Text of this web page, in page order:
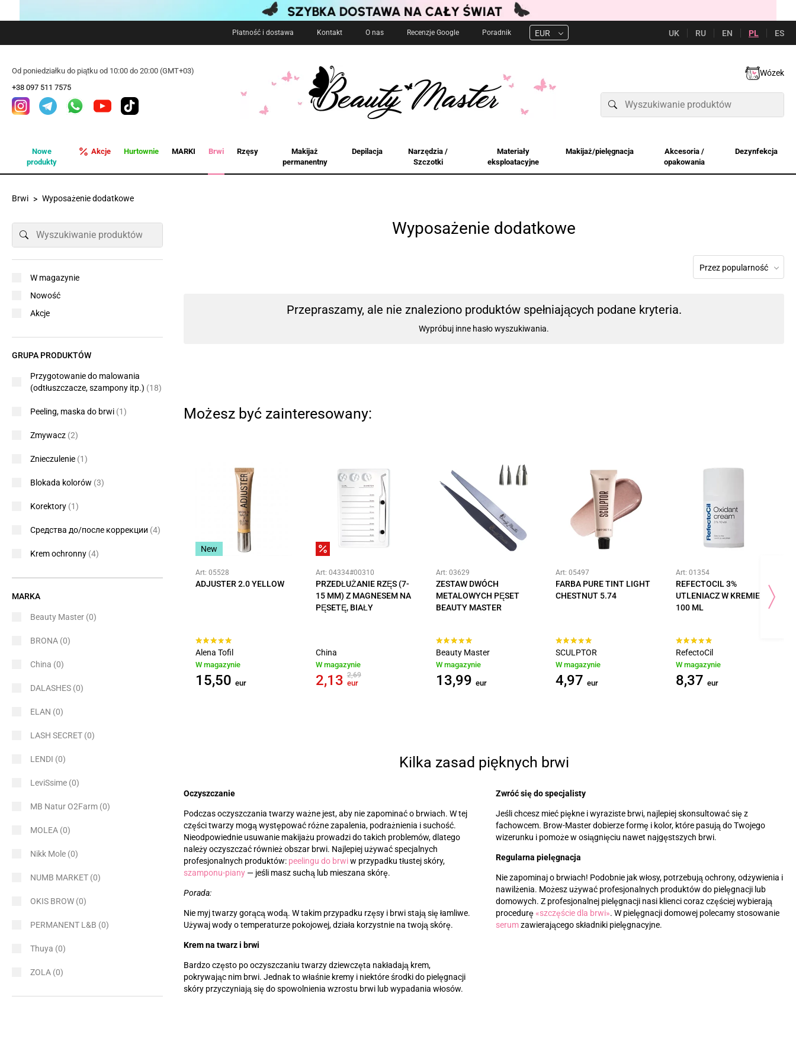
Płatność i dostawa Kontakt O nas Recenzje Google Poradnik EUR UK RU EN PL ES
Od poniedziałku do piątku od 10:00 do 20:00 (GMT+03)
+38 097 511 7575
Wózek
Nowe
produkty
Akcje Hurtownie MARKI Brwi Rzęsy
Makijaż
permanentny
Depilacja
Narzędzia /
Szczotki
Materiały
eksploatacyjne
Makijaż/pielęgnacja
Akcesoria /
opakowania
Dezynfekcja
Brwi Wyposażenie dodatkowe
Wyposażenie dodatkowe
Przez popularność
Przepraszamy, ale nie znaleziono produktów spełniających podane kryteria.
Wypróbuj inne hasło wyszukiwania.
Możesz być zainteresowany:
New
Art: 05528
ADJUSTER 2.0 YELLOW
Alena Tofil
W magazynie
15,50 eur
Art: 04334#00310
PRZEDŁUŻANIE RZĘS (7-
15 MM) Z MAGNESEM NA
PĘSETĘ, BIAŁY
China
W magazynie
2,13 2,69
eur
Art: 03629
ZESTAW DWÓCH
METALOWYCH PĘSET
BEAUTY MASTER
Beauty Master
W magazynie
13,99 eur
Art: 05497
FARBA PURE TINT LIGHT
CHESTNUT 5.74
SCULPTOR
W magazynie
4,97 eur
Art: 01354
REFECTOCIL 3%
UTLENIACZ W KREMIE
100 ML
RefectoCil
W magazynie
8,37 eur
Kilka zasad pięknych brwi
Oczyszczanie
Podczas oczyszczania twarzy ważne jest, aby nie zapominać o brwiach. W tej
części twarzy mogą występować różne zapalenia, podrażnienia i suchość.
Nieodpowiednie usuwanie makijażu prowadzi do takich problemów, dlatego
należy oczyszczać również obszar brwi. Najlepiej używać specjalnych
profesjonalnych produktów: peelingu do brwiw przypadku tłustej skóry,
szamponu-piany — jeśli masz suchą lub mieszana skórę.
Porada:
Nie myj twarzy gorącą wodą. W takim przypadku rzęsy i brwi stają się łamliwe.
Używaj wody o temperaturze pokojowej, działa korzystnie na twoją skórę.
Krem na twarz i brwi
Bardzo często po oczyszczaniu twarzy dziewczęta nakładają krem,
pokrywając nim brwi. Jednak to właśnie kremy i niektóre środki do pielęgnacji
skóry przyczyniają się do spowolnienia wzrostu brwi lub wypadania włosów.
Zwróć się do specjalisty
Jeśli chcesz mieć piękne i wyraziste brwi, najlepiej skonsultować się z
fachowcem. Brow-Master dobierze formę i kolor, które pasują do Twojego
wizerunku i pomoże w osiągnięciu nawet najgęstszych brwi.
Regularna pielęgnacja
Nie zapominaj o brwiach! Podobnie jak włosy, potrzebują ochrony, odżywienia i
nawilżenia. Możesz używać profesjonalnych produktów do pielęgnacji lub
domowych. Z profesjonalnej pielęgnacji nasi klienci coraz częściej wybierają
procedurę«‎szczęście dla brwi»‎. W pielęgnacji domowej polecamy stosowanie
serumzawierającego składniki pielęgnacyjne.
W magazynie
Nowość
Akcje
GRUPA PRODUKTÓW
Przygotowanie do malowania
(odtłuszczacze, szampony itp.) (18)
Peeling, maska ​​do brwi (1)
Zmywacz (2)
Znieczulenie (1)
Blokada kolorów (3)
Korektory (1)
Средства до/после коррекции (4)
Krem ochronny (4)
MARKA
Beauty Master (0)
BRONA (0)
China (0)
DALASHES (0)
ELAN (0)
LASH SECRET (0)
LENDI (0)
LeviSsime (0)
MB Natur O2Farm (0)
MOLEA (0)
Nikk Mole (0)
NUMB MARKET (0)
OKIS BROW (0)
PERMANENT L&B (0)
Thuya (0)
ZOLA (0)